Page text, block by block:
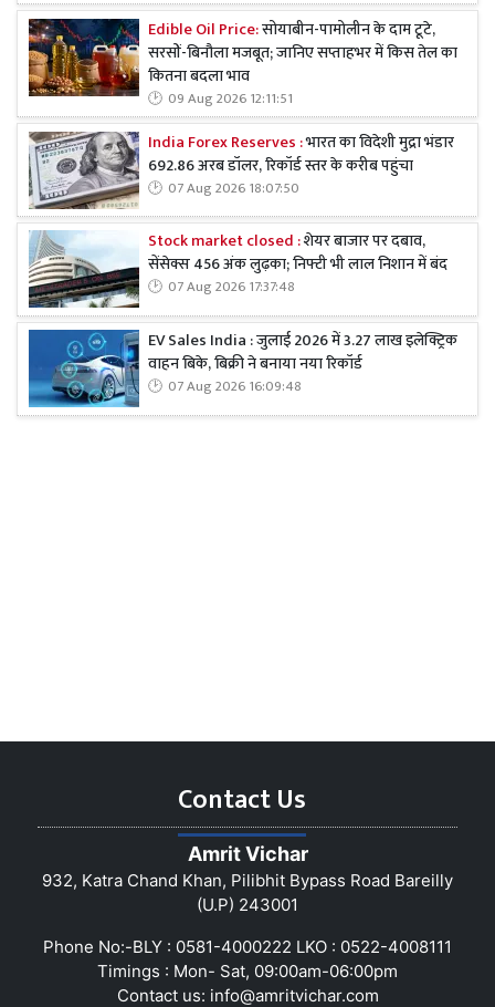
Edible Oil Price:सोयाबीन-पामोलीन के दाम टूटे,
सरसों-बिनौला मजबूत; जानिए सप्ताहभर में किस तेल का
कितना बदला भाव
09 Aug 2026 12:11:51
India Forex Reserves :भारत का विदेशी मुद्रा भंडार
692.86 अरब डॉलर, रिकॉर्ड स्तर के करीब पहुंचा
07 Aug 2026 18:07:50
Stock market closed :शेयर बाजार पर दबाव,
सेंसेक्स 456 अंक लुढ़का; निफ्टी भी लाल निशान में बंद
07 Aug 2026 17:37:48
EV Sales India : जुलाई 2026 में 3.27 लाख इलेक्ट्रिक
वाहन बिके, बिक्री ने बनाया नया रिकॉर्ड
07 Aug 2026 16:09:48
Contact Us
Amrit Vichar
932, Katra Chand Khan, Pilibhit Bypass Road Bareilly
(U.P) 243001
Phone No:-BLY : 0581-4000222 LKO : 0522-4008111
Timings : Mon- Sat, 09:00am-06:00pm
Contact us: info@amritvichar.com